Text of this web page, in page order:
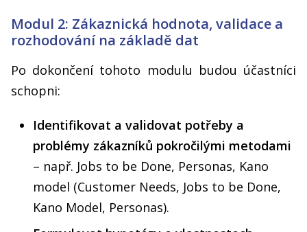
Modul 2: Zákaznická hodnota, validace a
rozhodování na základě dat
Po dokončení tohoto modulu budou účastníci
schopni:
Identifikovat a validovat potřeby a
problémy zákazníků pokročilými metodami
– např. Jobs to be Done, Personas, Kano
model (Customer Needs, Jobs to be Done,
Kano Model, Personas).